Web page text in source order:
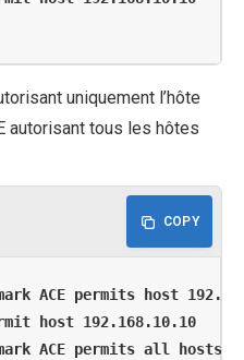
uniquement l’hôte
autorisant tous les hôtes
COPY
ACE permits host
host 192.168.10.10
ACE permits all hosts